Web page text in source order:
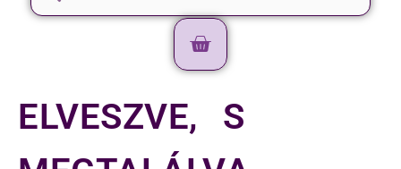
ELVESZVE, S